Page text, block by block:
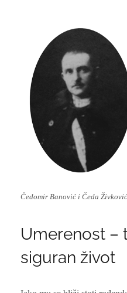
Čedomir Banović i Čeda Živković
Umerenost –
siguran život